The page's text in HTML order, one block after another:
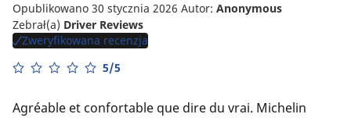
Opublikowano 30 stycznia 2026 Autor: Anonymous
Zebrał(a) Driver Reviews
Zweryfikowana recenzja
5/5
Agréable et confortable que dire du vrai. Michelin